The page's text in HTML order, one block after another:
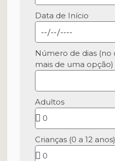
Data de Início
Número de dias (no
mais de uma opção)
Adultos
Crianças (0 a 12 anos)